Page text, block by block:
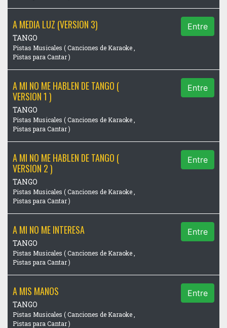
A MEDIA LUZ (VERSION 3)
TANGO
Pistas Musicales ( Canciones de Karaoke ,
Pistas para Cantar )
Entre
A MI NO ME HABLEN DE TANGO (
VERSION 1 )
TANGO
Pistas Musicales ( Canciones de Karaoke ,
Pistas para Cantar )
Entre
A MI NO ME HABLEN DE TANGO (
VERSION 2 )
TANGO
Pistas Musicales ( Canciones de Karaoke ,
Pistas para Cantar )
Entre
A MI NO ME INTERESA
TANGO
Pistas Musicales ( Canciones de Karaoke ,
Pistas para Cantar )
Entre
A MIS MANOS
TANGO
Pistas Musicales ( Canciones de Karaoke ,
Pistas para Cantar )
Entre